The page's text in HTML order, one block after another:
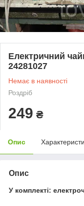
Електричний
24281027
Немає в наявності
Роздріб
249 ₴
Опис
Опис
У комплекті: